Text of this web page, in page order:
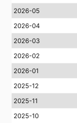
2026-05
2026-04
2026-03
2026-02
2026-01
2025-12
2025-11
2025-10